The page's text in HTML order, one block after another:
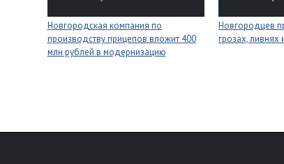
Новгородская компания по
производству прицепов вложит 400
млн рублей в модернизацию
Новгородцев
грозах, ливнях